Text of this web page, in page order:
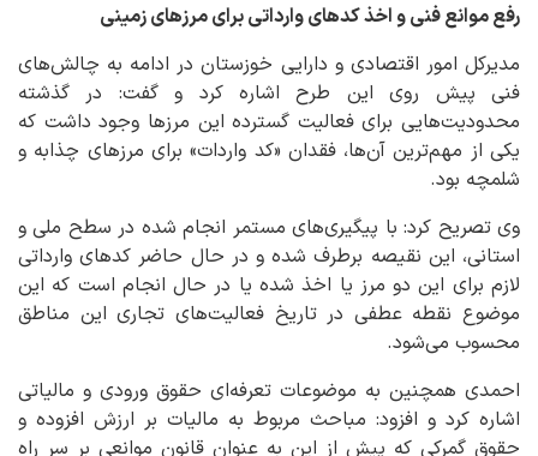
رفع موانع فنی و اخذ کدهای وارداتی برای مرزهای زمینی
مدیرکل امور اقتصادی و دارایی خوزستان در ادامه به چالش‌های
فنی پیش روی این طرح اشاره کرد و گفت: در گذشته
محدودیت‌هایی برای فعالیت گسترده این مرزها وجود داشت که
یکی از مهم‌ترین آن‌ها، فقدان «کد واردات» برای مرزهای چذابه و
شلمچه بود.
وی تصریح کرد: با پیگیری‌های مستمر انجام شده در سطح ملی و
استانی، این نقیصه برطرف شده و در حال حاضر کدهای وارداتی
لازم برای این دو مرز یا اخذ شده یا در حال انجام است که این
موضوع نقطه عطفی در تاریخ فعالیت‌های تجاری این مناطق
محسوب می‌شود.
احمدی همچنین به موضوعات تعرفه‌ای حقوق ورودی و مالیاتی
اشاره کرد و افزود: مباحث مربوط به مالیات بر ارزش افزوده و
حقوق گمرکی که پیش از این به عنوان قانون موانعی بر سر راه